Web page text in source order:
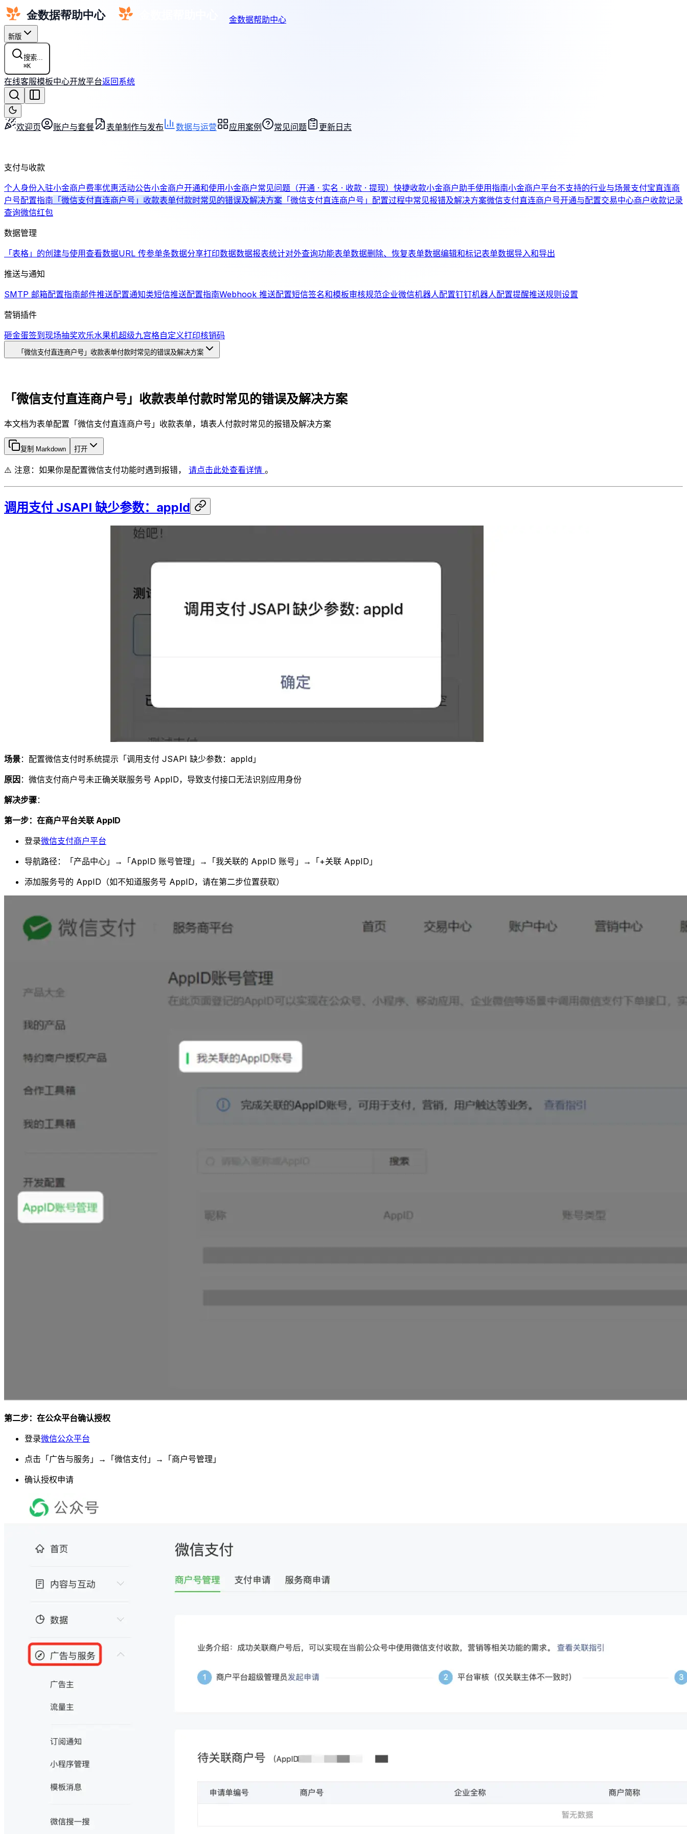
金数据帮助中心
新版
搜索...
⌘K
在线客服模板中心开放平台返回系统
欢迎页 账户与套餐 表单制作与发布 数据与运营 应用案例 常见问题 更新日志
支付与收款
个人身份入驻小金商户费率优惠活动公告小金商户开通和使用小金商户常见问题（开通 · 实名 · 收款 · 提现） 快捷收款小金商户助手使用指南小金商户平台不支持的行业与场景支付宝直连商
户号配置指南 「微信支付直连商户号」收款表单付款时常见的错误及解决方案 「微信支付直连商户号」配置过程中常见报错及解决方案微信支付直连商户号开通与配置交易中心商户收款记录
查询微信红包
数据管理
「表格」的创建与使用查看数据URL 传参单条数据分享打印数据数据报表统计对外查询功能表单数据删除、恢复表单数据编辑和标记表单数据导入和导出
推送与通知
SMTP 邮箱配置指南邮件推送配置通知类短信推送配置指南Webhook 推送配置短信签名和模板审核规范企业微信机器人配置钉钉机器人配置提醒推送规则设置
营销插件
砸金蛋签到 现场抽奖欢乐水果机超级九宫格自定义打印核销码
「微信支付直连商户号」收款表单付款时常见的错误及解决方案
「微信支付直连商户号」收款表单付款时常见的错误及解决方案
本文档为表单配置「微信支付直连商户号」收款表单，填表人付款时常见的报错及解决方案
复制 Markdown 打开
⚠️ 注意：如果你是配置微信支付功能时遇到报错， 请点击此处查看详情 。
调用支付 JSAPI 缺少参数：appId
场景：配置微信支付时系统提示「调用支付 JSAPI 缺少参数：appId」
原因：微信支付商户号未正确关联服务号 AppID，导致支付接口无法识别应用身份
解决步骤：
第一步：在商户平台关联 AppID
登录微信支付商户平台
导航路径：「产品中心」→「AppID 账号管理」→「我关联的 AppID 账号」→「+关联 AppID」
添加服务号的 AppID（如不知道服务号 AppID，请在第二步位置获取）
第二步：在公众平台确认授权
登录微信公众平台
点击「广告与服务」→「微信支付」→「商户号管理」
确认授权申请